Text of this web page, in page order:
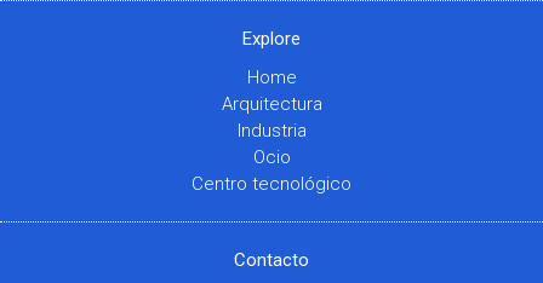
Explore
Home
Arquitectura
Industria
Ocio
Centro tecnológico
Contacto